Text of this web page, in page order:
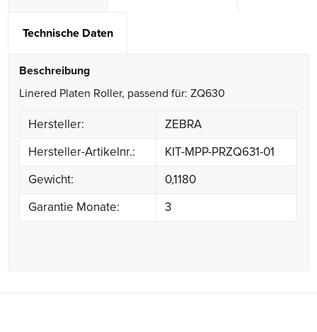
Technische Daten
Beschreibung
Linered Platen Roller, passend für: ZQ630
Hersteller:
ZEBRA
Hersteller-Artikelnr.:
KIT-MPP-PRZQ631-01
Gewicht:
0,1180
Garantie Monate:
3